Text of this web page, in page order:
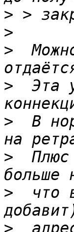
>
>
>
>
Эта
>
В
>
Плюс
>
что
>